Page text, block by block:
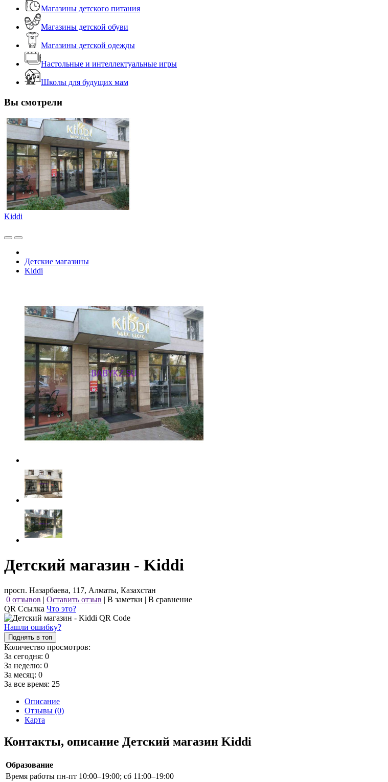
Магазины детского питания
Магазины детской обуви
Магазины детской одежды
Настольные и интеллектуальные игры
Школы для будущих мам
Вы смотрели
Kiddi
Детские магазины
Kiddi
Детский магазин - Kiddi
просп. Назарбаева, 117, Алматы, Казахстан
0 отзывов | Оставить отзыв | В заметки | В сравнение
QR Ссылка Что это?
Нашли ошибку?
Поднять в топ
Количество просмотров:
За сегодня: 0
За неделю: 0
За месяц: 0
За все время: 25
Описание
Отзывы (0)
Карта
Контакты, описание Детский магазин Kiddi
Образование
Время работы пн-пт 10:00–19:00; сб 11:00–19:00